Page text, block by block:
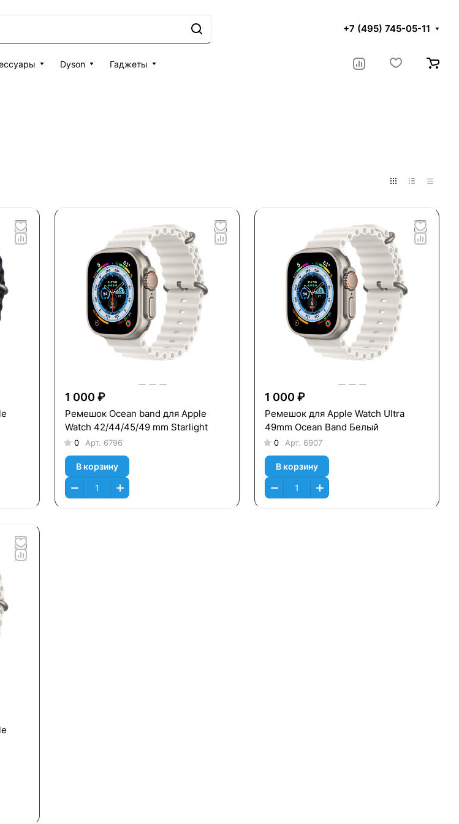
+7 (495) 745-05-11
Dyson Гаджеты
1 000 ₽
Ремешок Оcean band для Apple
Watch 42/44/45/49 mm Starlight
0 Арт. 6796
В корзину
1 000 ₽
Ремешок для Apple Watch Ultra
49mm Ocean Band Белый
0 Арт. 6907
В корзину